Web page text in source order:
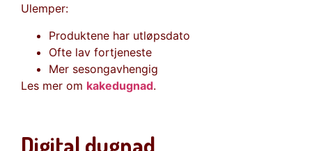
Ulemper:
Produktene har utløpsdato
Ofte lav fortjeneste
Mer sesongavhengig
Les mer om kakedugnad.
Digital dugnad